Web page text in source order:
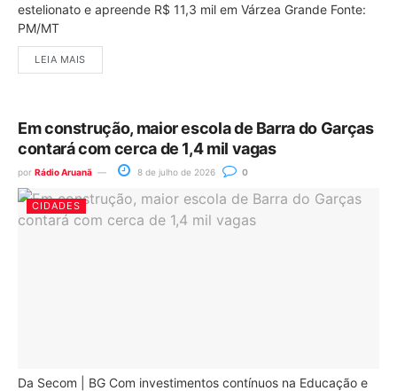
estelionato e apreende R$ 11,3 mil em Várzea Grande Fonte:
PM/MT
LEIA MAIS
Em construção, maior escola de Barra do Garças
contará com cerca de 1,4 mil vagas
por Rádio Aruanã 8 de julho de 2026 0
CIDADES
Da Secom | BG Com investimentos contínuos na Educação e